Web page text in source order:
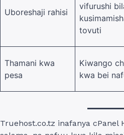
Uboreshaji rahisi
vifurushi
tovuti
Thamani kwa
pesa
Kiwango
kwa bei
Truehost.co.tz inafanya cPanel